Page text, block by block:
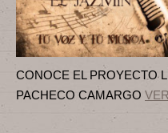
CONOCE EL PROYECTO
PACHECO CAMARGO